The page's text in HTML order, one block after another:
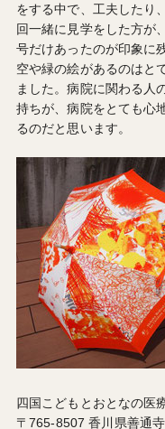
をする中で、工夫したり
回一緒に見学をした方が
号だけあったのが印象に
空や緑の絵があるのはと
ました。病院に関わる人
持ちが、病院をとても心
るのだと思います。
四国こどもとおとなの医
〒765-8507 香川県善通